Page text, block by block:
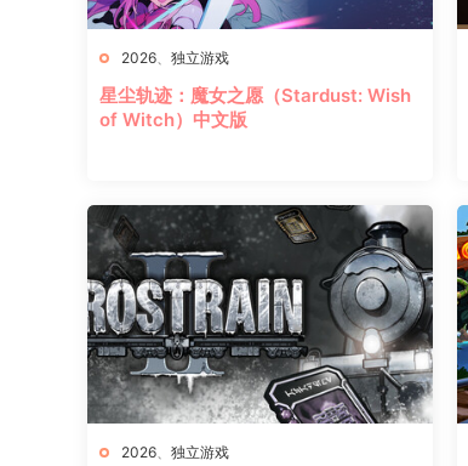
2026、 独立游戏
星尘轨迹：魔女之愿（Stardust: Wish
of Witch）中文版
2026、 独立游戏